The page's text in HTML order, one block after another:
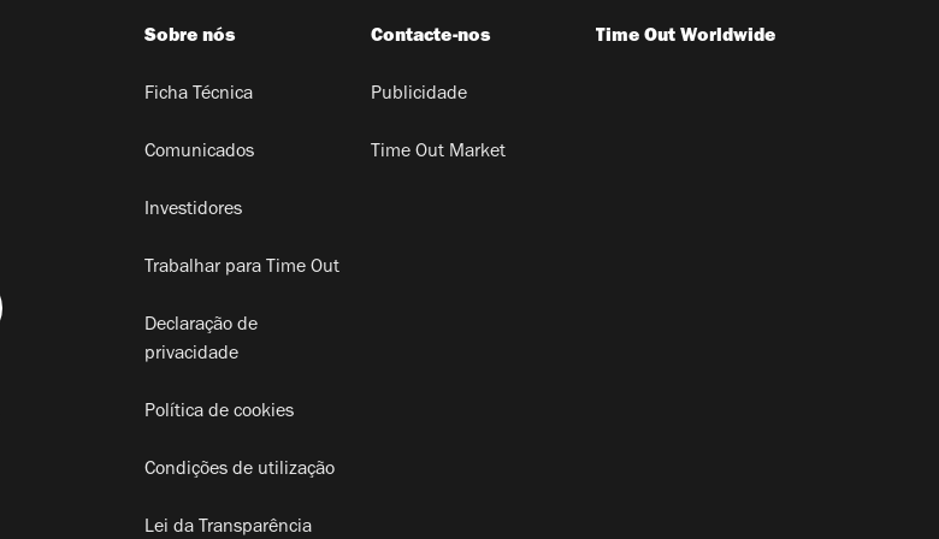
Sobre nós
Ficha Técnica
Comunicados
Investidores
Trabalhar para Time Out
Declaração de
privacidade
Política de cookies
Condições de utilização
Lei da Transparência
Contacte-nos
Publicidade
Time Out Market
Time Out Worldwide